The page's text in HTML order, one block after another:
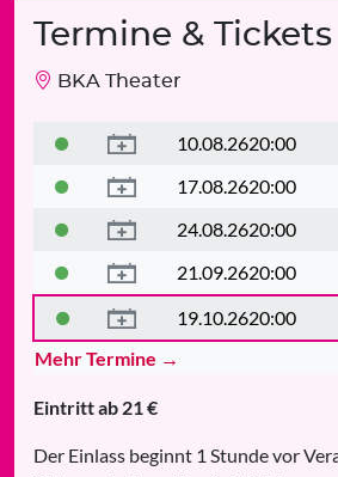
Termine & Tickets
BKA Theater
10.08.2620:00
17.08.2620:00
24.08.2620:00
21.09.2620:00
19.10.2620:00
Mehr Termine →
Eintritt ab 21 €
Der Einlass beginnt 1 Stunde vor